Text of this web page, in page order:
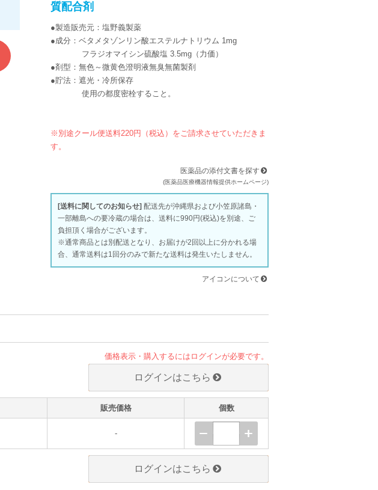
質配合剤
●製造販売元：塩野義製薬
●成分：ベタメタゾンリン酸エステルナトリウム 1mg
フラジオマイシン硫酸塩 3.5mg（力価）
●剤型：無色～微黄色澄明液無臭無菌製剤
●貯法：遮光・冷所保存
使用の都度密栓すること。
※別途クール便送料220円（税込）をご請求させていただきま
す。
医薬品の添付文書を探す
(医薬品医療機器情報提供ホームページ)
[送料に関してのお知らせ] 配送先が沖縄県および小笠原諸島・
一部離島への要冷蔵の場合は、送料に990円(税込)を別途、ご
負担頂く場合がございます。
※通常商品とは別配送となり、お届けが2回以上に分かれる場
合、通常送料は1回分のみで新たな送料は発生いたしません。
アイコンについて
価格表示・購入するにはログインが必要です。
ログインはこちら
販売価格 個数
-
ログインはこちら